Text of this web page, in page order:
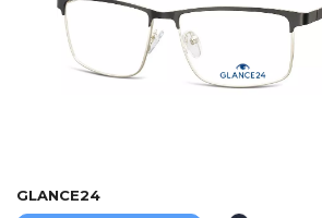
GLANCE24